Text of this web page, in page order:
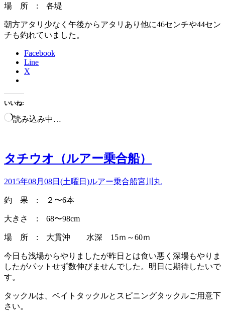
場 所 : 各堤
朝方アタリ少なく午後からアタリあり他に46センチや44セン
チも釣れていました。
Facebook
Line
X
いいね:
読み込み中…
タチウオ（ルアー乗合船）
2015年08月08日(土曜日)ルアー乗合船宮川丸
釣 果 : ２〜6本
大きさ : 68〜98cm
場 所 : 大貫沖 水深 15ｍ～60ｍ
今日も浅場からやりましたが昨日とは食い悪く深場もやりま
したがパットせず数伸びませんでした。明日に期待したいで
す。
タックルは、ベイトタックルとスピニングタックルご用意下
さい。